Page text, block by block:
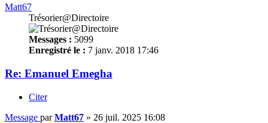
Matt67
Trésorier@Directoire
Messages : 5099
Enregistré le : 7 janv. 2018 17:46
Re: Emanuel Emegha
Citer
Message parMatt67 » 26 juil. 2025 16:08